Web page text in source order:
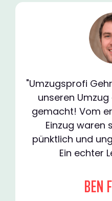
"Umzugsprofi
unseren
gemacht! Vom
Einzug waren
pünktlich und
Ein echter
BEN